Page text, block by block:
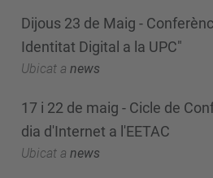
Dijous 23 de Maig -
Identitat Digital a la UPC"
Ubicat a news
17 i 22 de maig - Cicle de
dia d'Internet a l'EETAC
Ubicat a news